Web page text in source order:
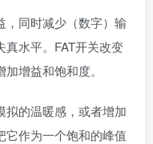
，同时减少（数字）输
真水平。FAT开关改变
增益和饱和度。
拟的温暖感，或者增加
它作为一个饱和的峰值